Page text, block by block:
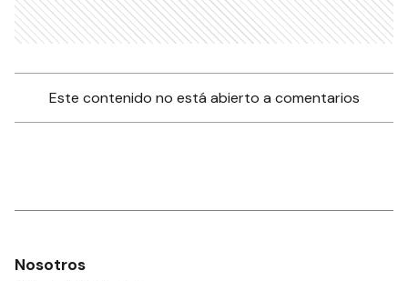
Este contenido no está abierto a comentarios
Nosotros